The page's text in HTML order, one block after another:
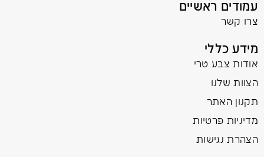
עמודים ראשיים
צרו קשר
מידע כללי
אודות צבע טרי
הצוות שלנו
תקנון האתר
מדיניות פרטיות
הצהרת נגישות